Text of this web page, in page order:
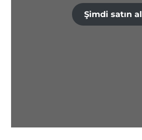
Şimdi satın al